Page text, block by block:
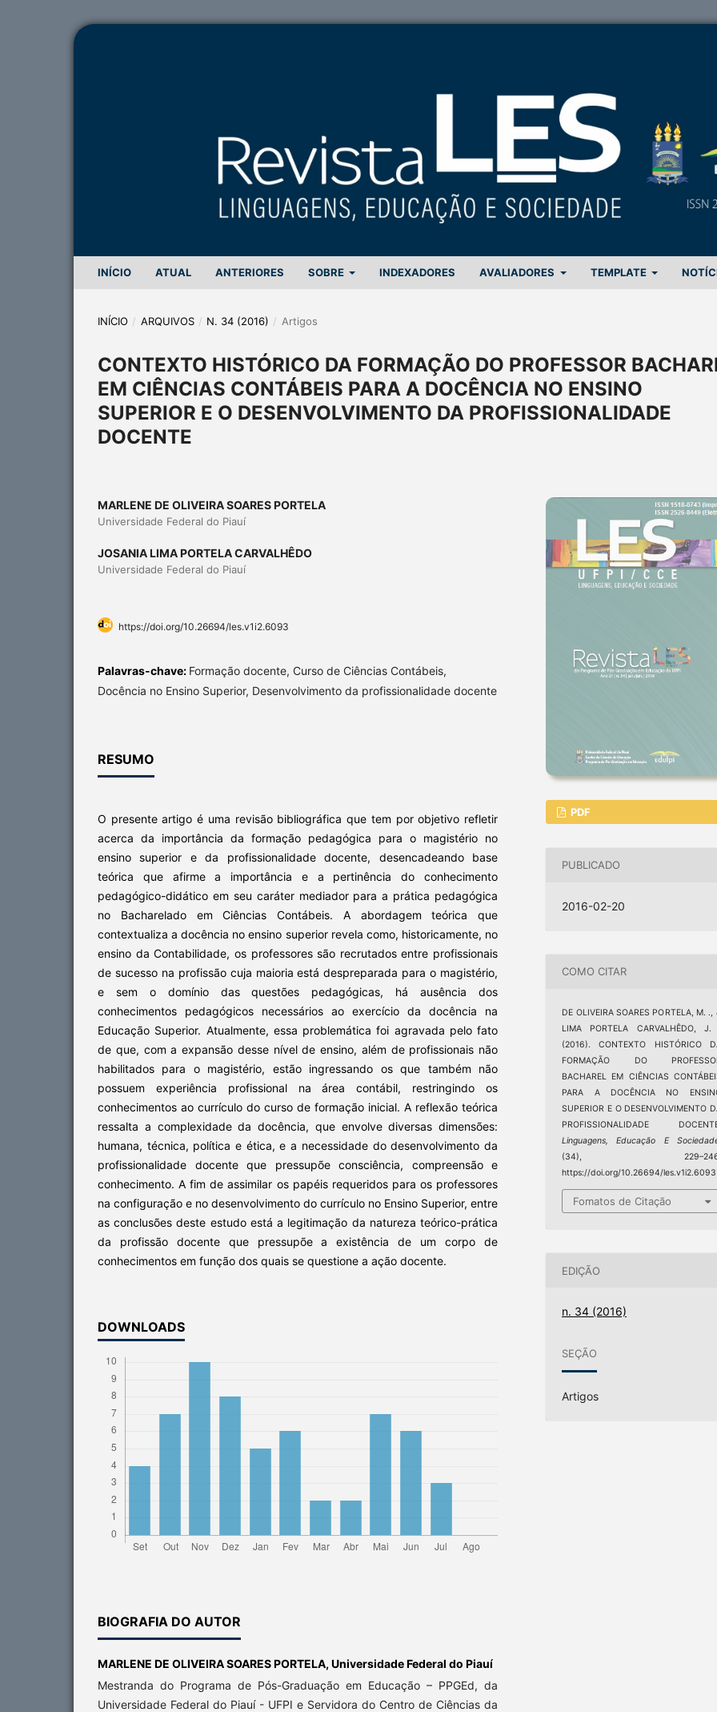
INÍCIO ATUAL ANTERIORES SOBRE INDEXADORES AVALIADORES TEMPLATE
INÍCIO / ARQUIVOS / N. 34 (2016) / Artigos
CONTEXTO HISTÓRICO DA FORMAÇÃO DO PROFESSOR
EM CIÊNCIAS CONTÁBEIS PARA A DOCÊNCIA NO ENSINO
SUPERIOR E O DESENVOLVIMENTO DA PROFISSIONALIDADE
DOCENTE
MARLENE DE OLIVEIRA SOARES PORTELA
Universidade Federal do Piauí
JOSANIA LIMA PORTELA CARVALHÊDO
Universidade Federal do Piauí
https://doi.org/10.26694/les.v1i2.6093
Palavras-chave: Formação docente, Curso de Ciências Contábeis,
Docência no Ensino Superior, Desenvolvimento da profissionalidade docente
RESUMO
O presente artigo é uma revisão bibliográfica que tem por objetivo refletir
acerca da importância da formação pedagógica para o magistério no
ensino superior e da profissionalidade docente, desencadeando base
teórica que afirme a importância e a pertinência do conhecimento
pedagógico-didático em seu caráter mediador para a prática pedagógica
no Bacharelado em Ciências Contábeis. A abordagem teórica que
contextualiza a docência no ensino superior revela como, historicamente, no
ensino da Contabilidade, os professores são recrutados entre profissionais
de sucesso na profissão cuja maioria está despreparada para o magistério,
e sem o domínio das questões pedagógicas, há ausência dos
conhecimentos pedagógicos necessários ao exercício da docência na
Educação Superior. Atualmente, essa problemática foi agravada pelo fato
de que, com a expansão desse nível de ensino, além de profissionais não
habilitados para o magistério, estão ingressando os que também não
possuem experiência profissional na área contábil, restringindo os
conhecimentos ao currículo do curso de formação inicial. A reflexão teórica
ressalta a complexidade da docência, que envolve diversas dimensões:
humana, técnica, política e ética, e a necessidade do desenvolvimento da
profissionalidade docente que pressupõe consciência, compreensão e
conhecimento. A fim de assimilar os papéis requeridos para os professores
na configuração e no desenvolvimento do currículo no Ensino Superior, entre
as conclusões deste estudo está a legitimação da natureza teórico-prática
da profissão docente que pressupõe a existência de um corpo de
conhecimentos em função dos quais se questione a ação docente.
DOWNLOADS
BIOGRAFIA DO AUTOR
MARLENE DE OLIVEIRA SOARES PORTELA, Universidade Federal do Piauí
Mestranda do Programa de Pós-Graduação em Educação – PPGEd, da
Universidade Federal do Piauí - UFPI e Servidora do Centro de Ciências da
PDF
PUBLICADO
2016-02-20
COMO CITAR
DE OLIVEIRA SOARES PORTELA, M. .,
LIMA PORTELA CARVALHÊDO,
(2016). CONTEXTO HISTÓRICO
FORMAÇÃO DO
BACHAREL EM CIÊNCIAS
PARA A DOCÊNCIA NO
SUPERIOR E O DESENVOLVIMENTO
PROFISSIONALIDADE
Linguagens, Educação E
(34),
https://doi.org/10.26694/les.v1i2.6093
Fomatos de Citação
EDIÇÃO
n. 34 (2016)
SEÇÃO
Artigos